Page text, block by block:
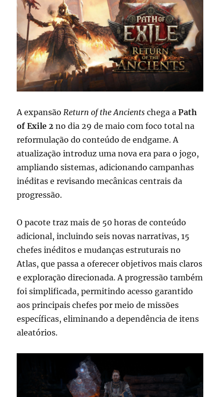
A expansão Return of the Ancients chega aPath
of Exile 2 no dia 29 de maio com foco total na
reformulação do conteúdo de endgame. A
atualização introduz uma nova era para o jogo,
ampliando sistemas, adicionando campanhas
inéditas e revisando mecânicas centrais da
progressão.
O pacote traz mais de 50 horas de conteúdo
adicional, incluindo seis novas narrativas, 15
chefes inéditos e mudanças estruturais no
Atlas, que passa a oferecer objetivos mais claros
e exploração direcionada. A progressão também
foi simplificada, permitindo acesso garantido
aos principais chefes por meio de missões
específicas, eliminando a dependência de itens
aleatórios.